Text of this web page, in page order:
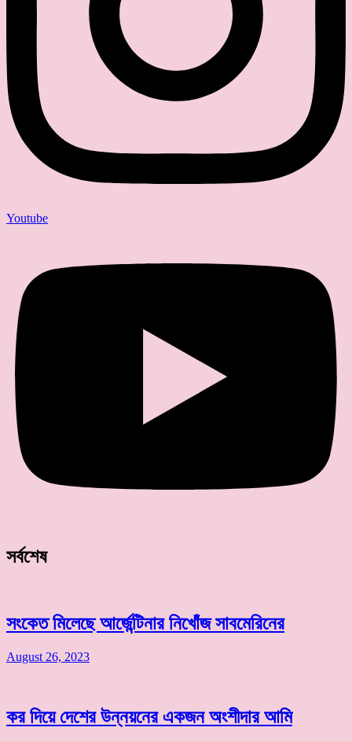
Youtube
সর্বশেষ
সংকেত মিলেছে আর্জেন্টিনার নিখোঁজ সাবমেরিনের
August 26, 2023
কর দিয়ে দেশের উন্নয়নের একজন অংশীদার আমি